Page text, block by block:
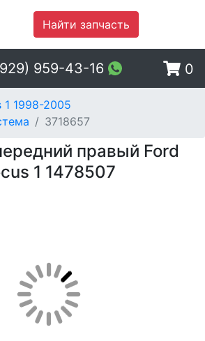
Найти запчасть
959-43-16 0
1 1998-2005
3718657
правый Ford
1 1478507